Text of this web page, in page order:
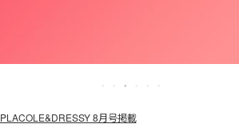
PLACOLE&DRESSY 8月号掲載